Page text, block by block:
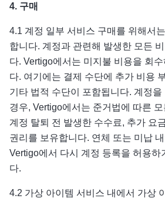
4. 구매
4.1 계정 일부 서비스 구매를 위해서
합니다. 계정과 관련해 발생한 모든
다. Vertigo에서는 미지불 비용을 회
다. 여기에는 결제 수단에 추가 비용
기타 법적 수단이 포함됩니다. 계정
경우, Vertigo에서는 준거법에 따른
계정 탈퇴 전 발생한 수수료, 추가 요
권리를 보유합니다. 연체 또는 미납
Vertigo에서 다시 계정 등록을 허용하
다.
4.2 가상 아이템 서비스 내에서 가상